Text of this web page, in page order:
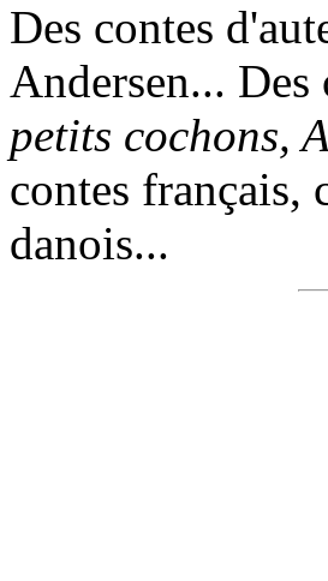
Des contes
Andersen...
petits cochons,
contes français,
danois...